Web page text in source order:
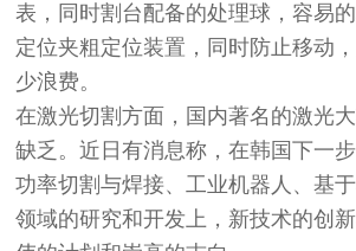
表，同时割台配备的处理球，容易
定位夹粗定位装置，同时防止移动
少浪费。
在激光切割方面，国内著名的激光
缺乏。近日有消息称，在韩国下一
功率切割与焊接、工业机器人、基
领域的研究和开发上，新技术的创